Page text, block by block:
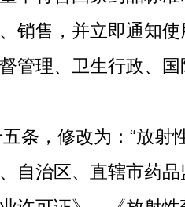
销售，并立即通知
管理、卫生行政、
条，修改为：“放射
自治区、直辖市药